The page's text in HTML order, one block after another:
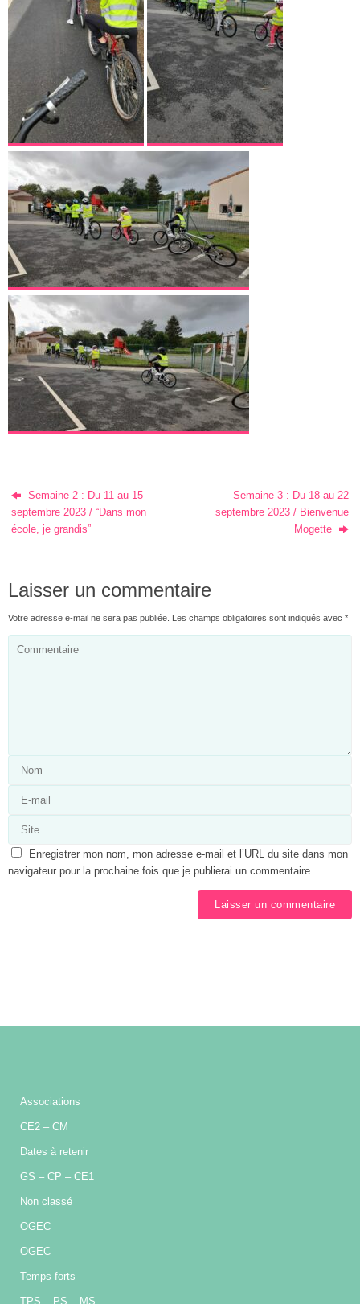
Semaine 2 : Du 11 au 15
septembre 2023 / “Dans mon
école, je grandis”
Semaine 3 : Du 18 au 22
septembre 2023 / Bienvenue
Mogette
Laisser un commentaire
Votre adresse e-mail ne sera pas publiée. Les champs obligatoires sont indiqués avec *
Enregistrer mon nom, mon adresse e-mail et l’URL du site dans mon
navigateur pour la prochaine fois que je publierai un commentaire.
Associations
CE2 – CM
Dates à retenir
GS – CP – CE1
Non classé
OGEC
OGEC
Temps forts
TPS – PS – MS